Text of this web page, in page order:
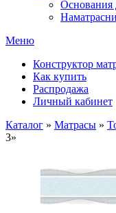
Основания
Меню
Конструктор
Как купить
Распродажа
Личный кабинет
Каталог » Матрасы »
3»